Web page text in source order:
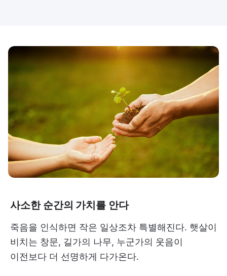
사소한 순간의 가치를 안다
죽음을 인식하면 작은 일상조차 특별해진다. 햇살이
비치는 창문, 길가의 나무, 누군가의 웃음이
이전보다 더 선명하게 다가온다.